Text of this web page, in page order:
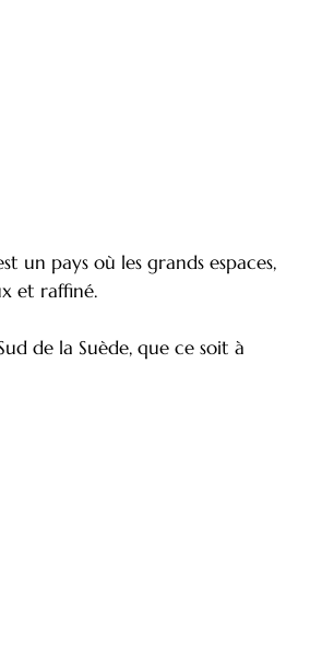
un pays où les grands espaces,
et raffiné.
de la Suède, que ce soit à